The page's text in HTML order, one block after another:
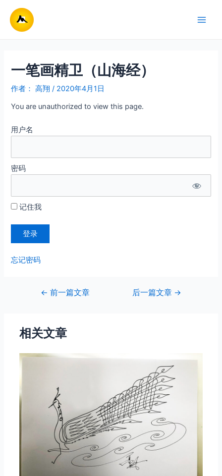
一笔画精卫（山海经）
作者： 高翔/ 2020年4月1日
You are unauthorized to view this page.
用户名
密码
记住我
忘记密码
航
← 前一篇文章 后一篇文章 →
相关文章